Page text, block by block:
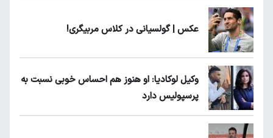
عکس | گولسیانی در کلاس مربیگری!
وکیل لوکادیا: او هنوز هم احساس خوبی نسبت به
پرسپولیس دارد